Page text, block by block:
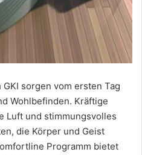
sorgen vom ersten Tag
Wohlbefinden. Kräftige
Luft und stimmungsvolles
die Körper und Geist
Programm bietet